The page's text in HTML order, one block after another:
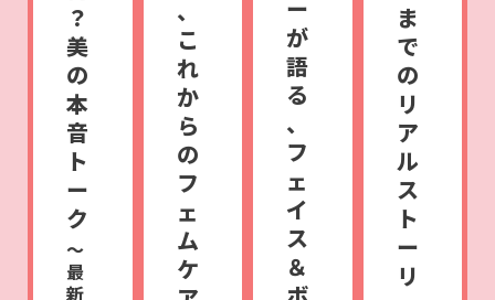
？
美
の
本
音
ト
ー
ク
〜
最
新
、
こ
れ
か
ら
の
フ
ェ
ム
ケ
ー
が
語
る
、
フ
ェ
イ
ス
＆
ま
で
の
リ
ア
ル
ス
ト
ー
リ